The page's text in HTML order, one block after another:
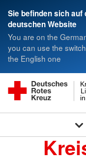
Sie befinden sich auf
deutschen Website
You are on the
you can use the
the English one